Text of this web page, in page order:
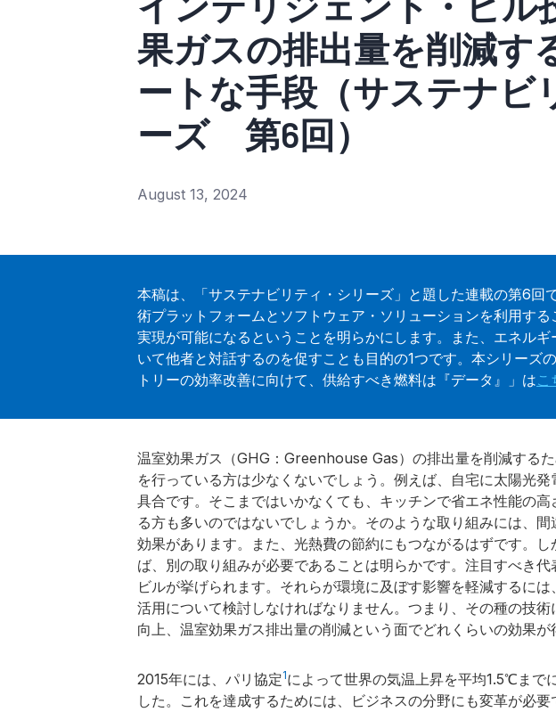
「登録する」をクリックすると、Analog Devices,
し、当社のプライバシーポリシーに同意したこ
John Lannanは、アナログ・デバイセズのストラテジック・マーケティ
トメーション事業部門でサステナブル・ビルを担当しています。お客様
ナブル・ビルの自動化とHVACシステムに関する取り組みを加速。アナ
用し、デジタル化、セキュリティ対策、給電、IOのプラットフォーム化
できるよう支援しています。これまでに、アナログ・デバイセズや他の
で、プロダクト・マーケティング、事業開発、アプリケーション・エン
歴任してきました。ノースイースタン大学でコンピュータ工学の学士号
取得しています。
果ガスの排出量を削減す
ートな手段（サステナビ
ーズ 第6回）
August 13, 2024
本稿は、「サステナビリティ・シリーズ」と題した連載の第6回
術プラットフォームとソフトウェア・ソリューションを利用す
実現が可能になるということを明らかにします。また、エネル
いて他者と対話するのを促すことも目的の1つです。本シリーズ
トリーの効率改善に向けて、供給すべき燃料は『データ』」はこ
温室効果ガス（GHG：Greenhouse Gas）の排出量を削減する
を行っている方は少なくないでしょう。例えば、自宅に太陽光
具合です。そこまではいかなくても、キッチンで省エネ性能の
る方も多いのではないでしょうか。そのような取り組みには、
効果があります。また、光熱費の節約にもつながるはずです。
ば、別の取り組みが必要であることは明らかです。注目すべき
ビルが挙げられます。それらが環境に及ぼす影響を軽減するに
活用について検討しなければなりません。つまり、その種の技
向上、温室効果ガス排出量の削減という面でどれくらいの効果が
2015年には、パリ協定1によって世界の気温上昇を平均1.5℃まで
した。これを達成するためには、ビジネスの分野にも変革が必要